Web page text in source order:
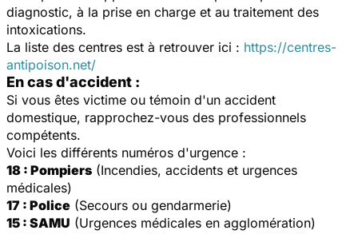
diagnostic, à la prise en charge et au traitement des
intoxications.
La liste des centres est à retrouver ici : https://centres-
antipoison.net/
En cas d'accident :
Si vous êtes victime ou témoin d'un accident
domestique, rapprochez-vous des professionnels
compétents.
Voici les différents numéros d'urgence :
18 : Pompiers (Incendies, accidents et urgences
médicales)
17 : Police (Secours ou gendarmerie)
15 : SAMU (Urgences médicales en agglomération)